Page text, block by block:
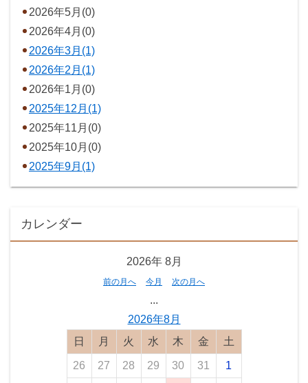
2026年5月(0)
2026年4月(0)
2026年3月(1)
2026年2月(1)
2026年1月(0)
2025年12月(1)
2025年11月(0)
2025年10月(0)
2025年9月(1)
カレンダー
2026年 8月
前の月へ 今月 次の月へ
...
2026年8月
日曜日月曜日火曜日水曜日木曜日金曜日土曜日
26 27 28 29 30 31 1